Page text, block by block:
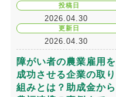
投稿日
2026.04.30
更新日
2026.04.30
障がい者の農業雇用を
成功させる企業の取り
組みとは？助成金から